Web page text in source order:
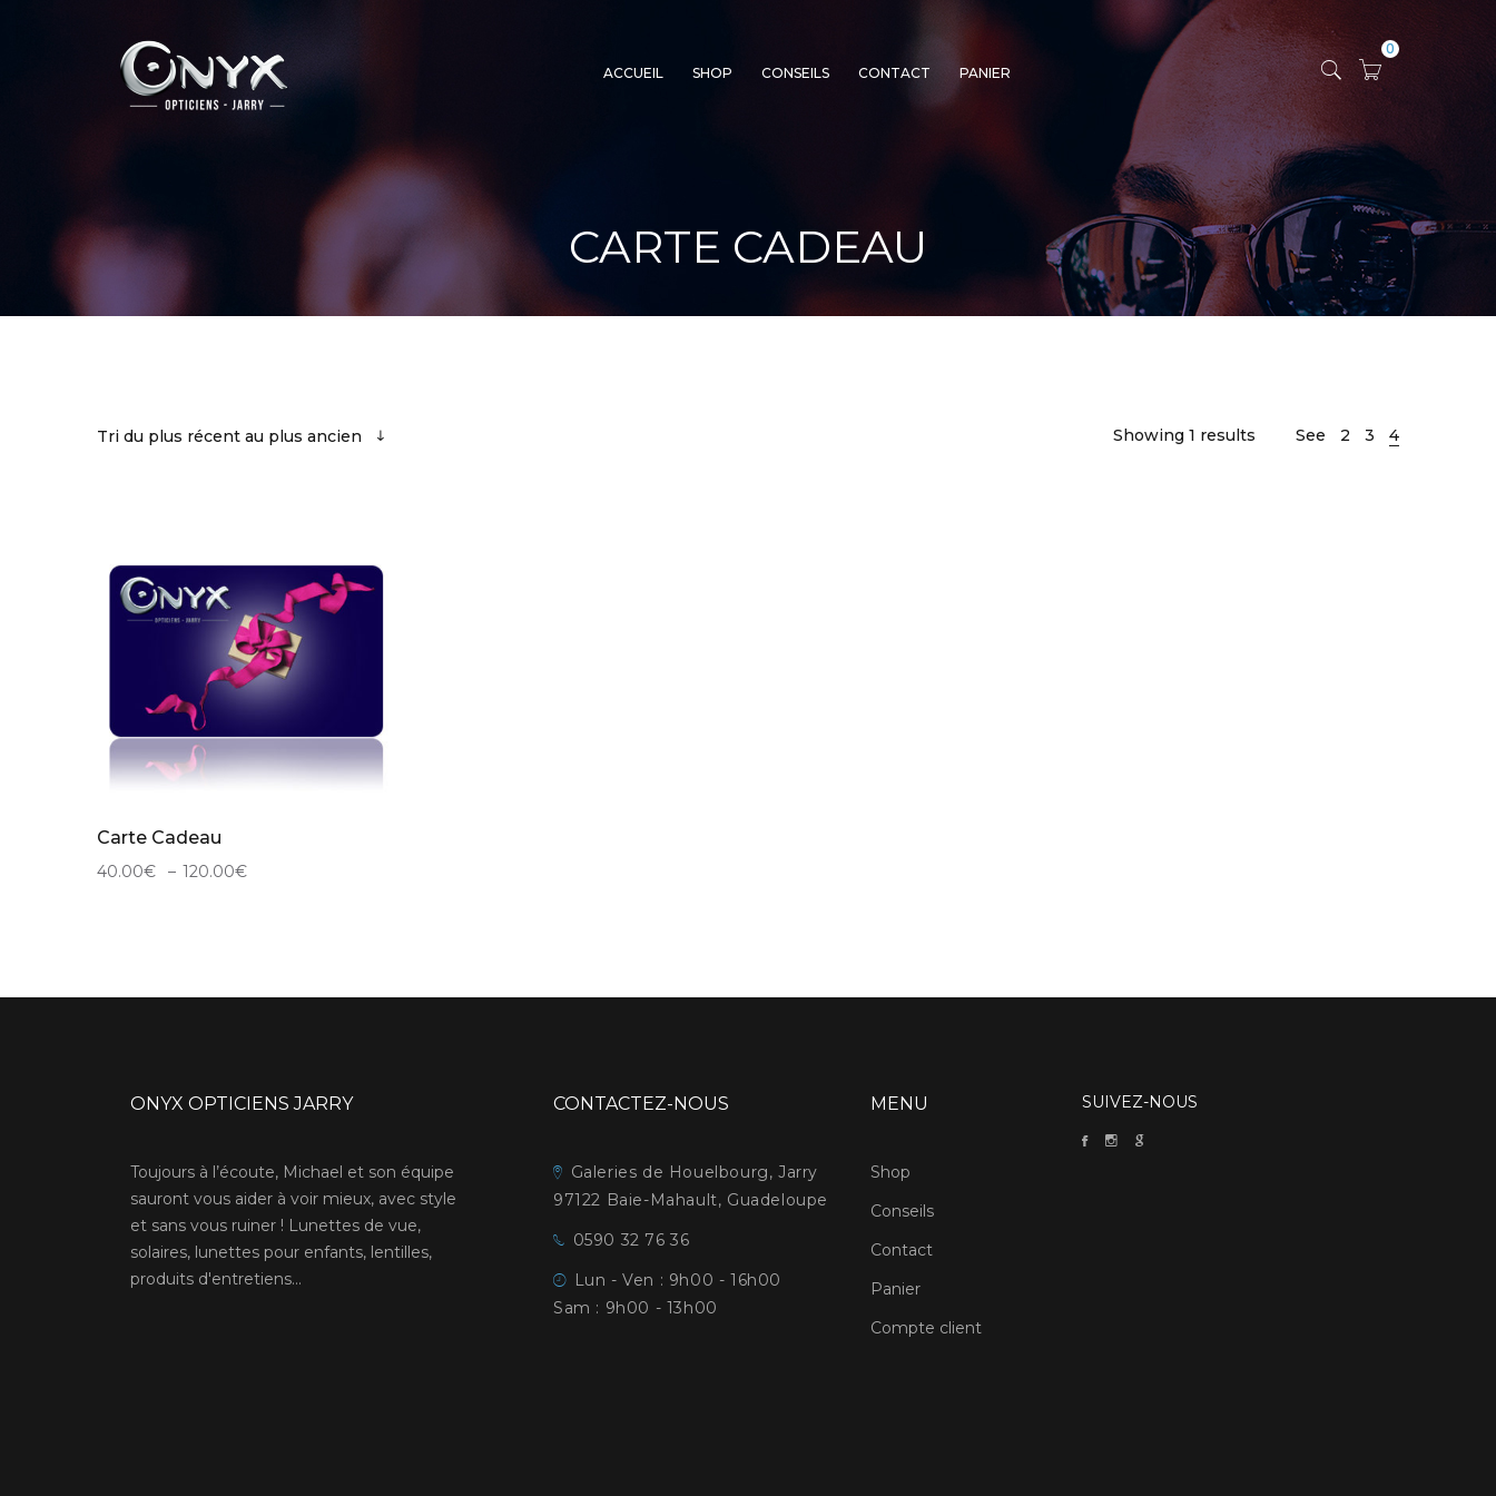
ACCUEIL SHOP CONSEILS CONTACT PANIER
0
CARTE CADEAU
Tri du plus récent au plus ancien Showing 1 results See 2 3 4
Carte Cadeau
40.00€ – 120.00€
ONYX OPTICIENS JARRY
Toujours à l’écoute, Michael et son équipe
sauront vous aider à voir mieux, avec style
et sans vous ruiner ! Lunettes de vue,
solaires, lunettes pour enfants, lentilles,
produits d'entretiens...
CONTACTEZ-NOUS
Galeries de Houelbourg, Jarry
97122 Baie-Mahault, Guadeloupe
0590 32 76 36
Lun - Ven : 9h00 - 16h00
Sam : 9h00 - 13h00
MENU
Shop
Conseils
Contact
Panier
Compte client
SUIVEZ-NOUS